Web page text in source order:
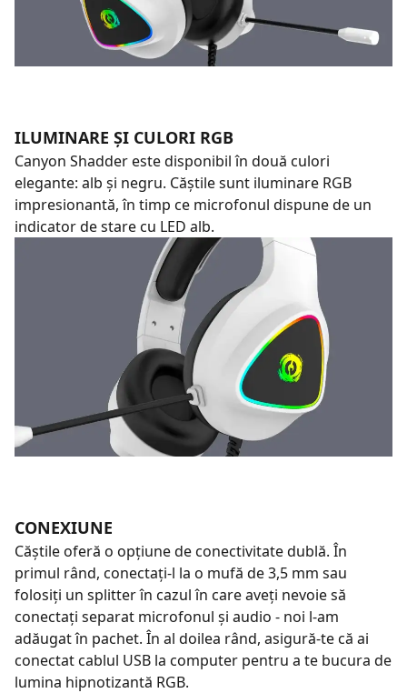
ILUMINARE ȘI CULORI RGB
Canyon Shadder este disponibil în două culori
elegante: alb și negru. Căștile sunt iluminare RGB
impresionantă, în timp ce microfonul dispune de un
indicator de stare cu LED alb.
CONEXIUNE
Căștile oferă o opțiune de conectivitate dublă. În
primul rând, conectați-l la o mufă de 3,5 mm sau
folosiți un splitter în cazul în care aveți nevoie să
conectați separat microfonul și audio - noi l-am
adăugat în pachet. În al doilea rând, asigură-te că ai
conectat cablul USB la computer pentru a te bucura de
lumina hipnotizantă RGB.